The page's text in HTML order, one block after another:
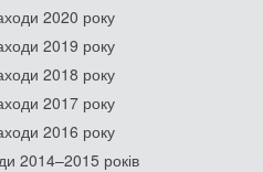
2020 року
2019 року
2018 року
2017 року
2016 року
2014–2015 років